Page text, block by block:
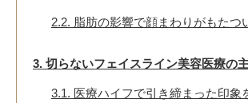
2.2. 脂肪の影響で顔まわりがもたつ
3. 切らないフェイスライン美容医療の
3.1. 医療ハイフで引き締まった印象